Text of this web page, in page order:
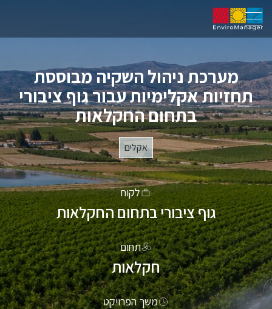
מערכת ניהול השקיה מבוססת
תחזיות אקלימיותעבור גוף ציבורי
בתחום החקלאות
אקלים
לקוח
גוף ציבורי בתחום החקלאות
תחום
חקלאות
משך הפרויקט